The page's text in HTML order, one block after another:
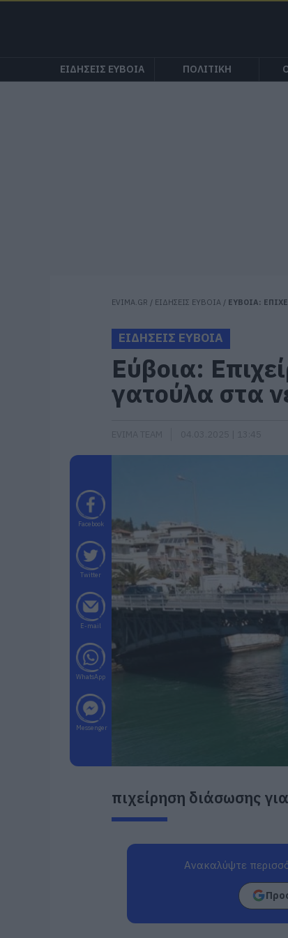
ΕΙΔΗΣΕΙΣ ΕΥΒΟΙΑ ΠΟΛΙΤΙΚΗ
EVIMA.GR / ΕΙΔΗΣΕΙΣ ΕΥΒΟΙΑ / ΕΥΒΟΙΑ:
ΕΙΔΗΣΕΙΣ ΕΥΒΟΙΑ
Εύβοια:
γατούλα στα
Facebook
Twitter
E-mail
WhatsApp
Messenger
πιχείρηση διάσωσης
Ανακαλύψτε